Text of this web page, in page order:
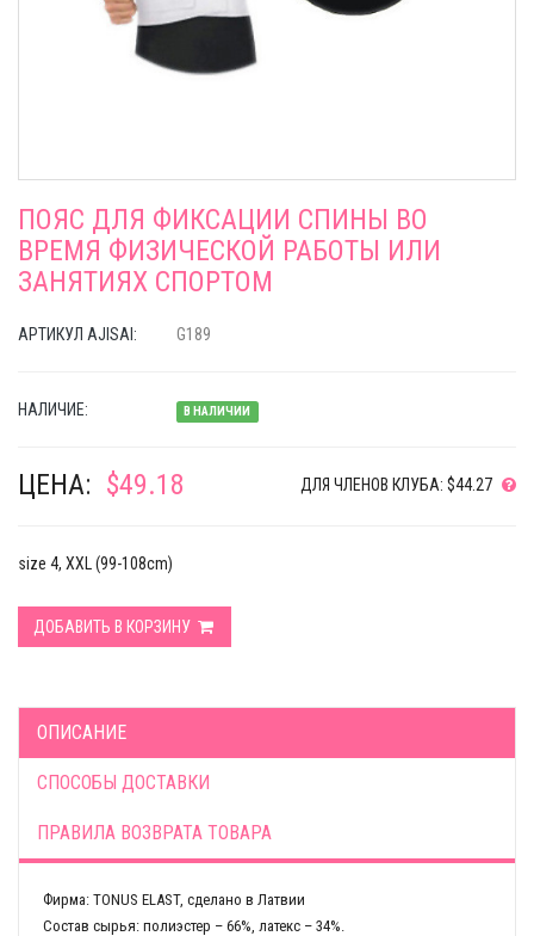
ПОЯС ДЛЯ ФИКСАЦИИ СПИНЫ ВО
ВРЕМЯ ФИЗИЧЕСКОЙ РАБОТЫ ИЛИ
ЗАНЯТИЯХ СПОРТОМ
АРТИКУЛ AJISAI: G189
НАЛИЧИЕ: В НАЛИЧИИ
ЦЕНА: $49.18 ДЛЯ ЧЛЕНОВ КЛУБА: $44.27
size 4, XXL (99-108cm)
ДОБАВИТЬ В КОРЗИНУ
ОПИСАНИЕ
СПОСОБЫ ДОСТАВКИ
ПРАВИЛА ВОЗВРАТА ТОВАРА
Фирма: TONUS ELAST, сделано в Латвии
Состав сырья: полиэстер – 66%, латекс – 34%.